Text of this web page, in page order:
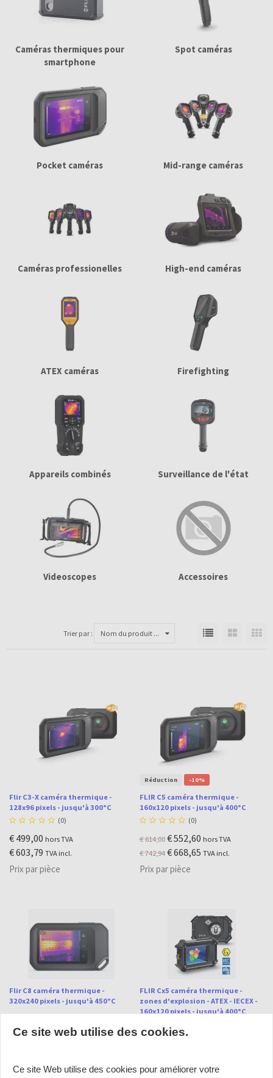
Caméras thermiques pour
smartphone
Spot caméras
Pocket caméras Mid-range caméras
Caméras professionelles High-end caméras
ATEX caméras Firefighting
Appareils combinés Surveillance de l'état
Videoscopes Accessoires
Trier par : Nom du produit ...
Flir C3-X caméra thermique -
128x96 pixels - jusqu'à 300°C
     (0)
€ 499,00 hors TVA
€ 603,79 TVA incl.
Prix par pièce
Réduction -10%
FLIR C5 caméra thermique -
160x120 pixels - jusqu'à 400°C
     (0)
€ 614,00€ 552,60 hors TVA
€ 742,94€ 668,65 TVA incl.
Prix par pièce
Flir C8 caméra thermique -
320x240 pixels - jusqu'à 450°C
Prix par pièce
FLIR Cx5 caméra thermique -
zones d'explosion - ATEX - IECEX -
160x120 pixels - jusqu'à 400°C
Prix par pièce
Ce site web utilise des cookies.
Ce site Web utilise des cookies pour améliorer votre